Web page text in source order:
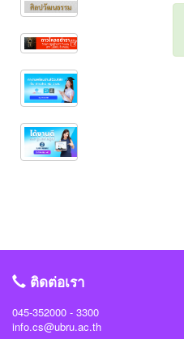
ติดต่อเรา
045-352000 - 3300
info.cs@ubru.ac.th